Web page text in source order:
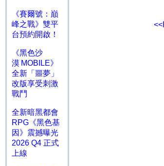
《賽爾號：巔
峰之戰》雙平
台預約開啟！
《黑色沙
漠 MOBILE》
全新「噩夢」
改版享受刺激
戰鬥
全新暗黑都會
RPG《黑色基
因》震撼曝光
2026 Q4 正式
上線